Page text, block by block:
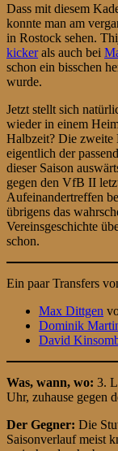
Dass mit diesem
konnte man am
in Rostock sehen.
kickerals auch bei
schon ein bisschen
wurde.
Jetzt stellt sich
wieder in einem
Halbzeit? Die zweite
eigentlich der
dieser Saison
gegen den VfB II
Aufeinandertreffen
übrigens das
Vereinsgeschichte
schon.
Ein paar Transfers
Max Dittgen
Dominik
David
Was, wann, wo: 3.
Uhr, zuhause gegen
Der Gegner: Die
Saisonverlauf meist